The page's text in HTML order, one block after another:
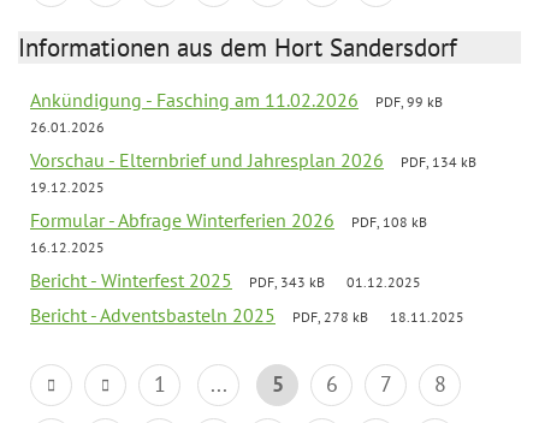
Informationen aus dem Hort Sandersdorf
Ankündigung - Fasching am 11.02.2026
PDF, 99 kB
26.01.2026
Vorschau - Elternbrief und Jahresplan 2026
PDF, 134 kB
19.12.2025
Formular - Abfrage Winterferien 2026
PDF, 108 kB
16.12.2025
Bericht - Winterfest 2025 PDF, 343 kB 01.12.2025
Bericht - Adventsbasteln 2025 PDF, 278 kB 18.11.2025
1 ... 5 6 7
8